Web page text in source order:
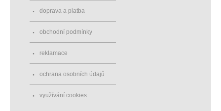
doprava a platba
obchodní podmínky
reklamace
ochrana osobních údajů
využívání cookies